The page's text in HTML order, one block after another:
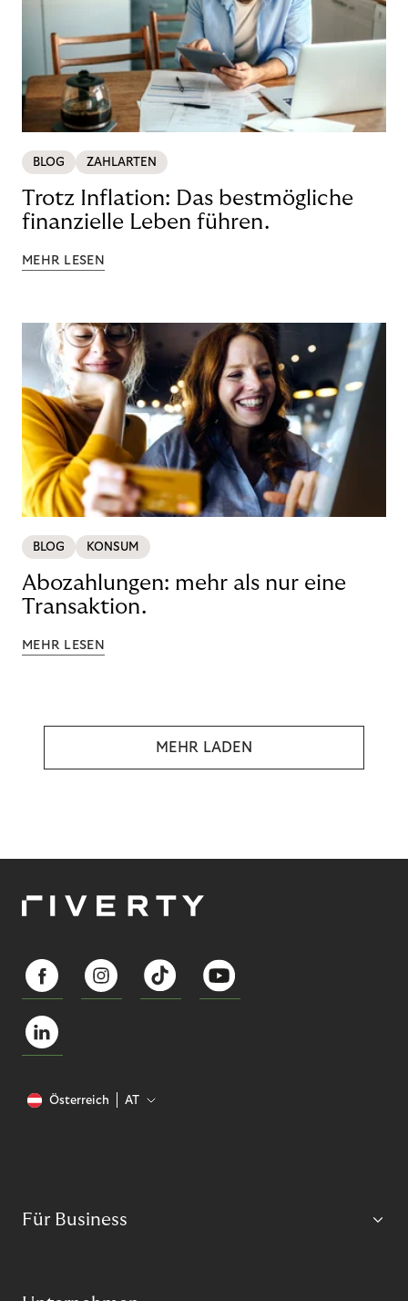
BLOG ZAHLARTEN
Trotz Inflation: Das bestmögliche
finanzielle Leben führen.
MEHR LESEN
BLOG KONSUM
Abozahlungen: mehr als nur eine
Transaktion.
MEHR LESEN
MEHR LADEN
Österreich AT
Für Business